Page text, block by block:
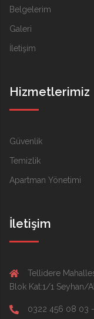
Belgelerim
Galeri
İletişim
Hizmetlerimiz
Güvenlik
Temizlik
Apartman Yönetimi
İletişim
Tellidere
Blok Kat:1/1 Seyhan/
0322 456 08 03